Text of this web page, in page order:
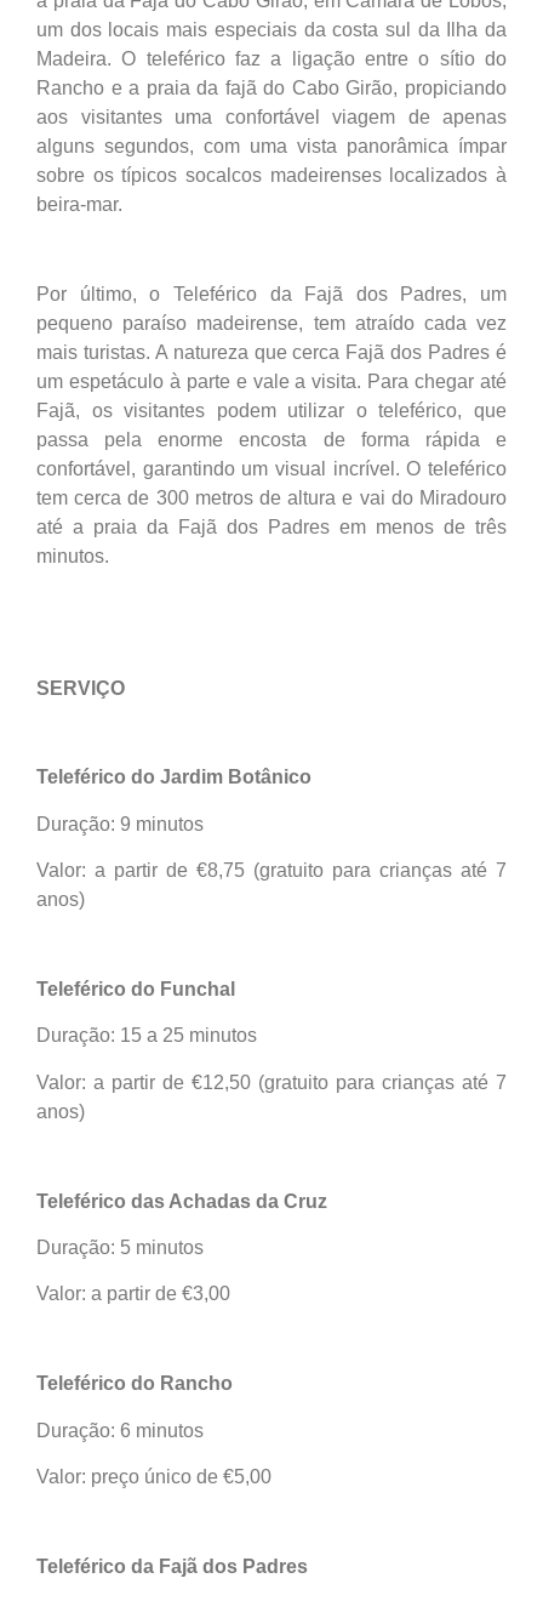
um dos locais mais especiais da costa sul da Ilha da
Madeira. O teleférico faz a ligação entre o sítio do
Rancho e a praia da fajã do Cabo Girão, propiciando
aos visitantes uma confortável viagem de apenas
alguns segundos, com uma vista panorâmica ímpar
sobre os típicos socalcos madeirenses localizados à
beira-mar.
Por último, o Teleférico da Fajã dos Padres, um
pequeno paraíso madeirense, tem atraído cada vez
mais turistas. A natureza que cerca Fajã dos Padres é
um espetáculo à parte e vale a visita. Para chegar até
Fajã, os visitantes podem utilizar o teleférico, que
passa pela enorme encosta de forma rápida e
confortável, garantindo um visual incrível. O teleférico
tem cerca de 300 metros de altura e vai do Miradouro
até a praia da Fajã dos Padres em menos de três
minutos.
SERVIÇO
Teleférico do Jardim Botânico
Duração: 9 minutos
Valor: a partir de €8,75 (gratuito para crianças até 7
anos)
Teleférico do Funchal
Duração: 15 a 25 minutos
Valor: a partir de €12,50 (gratuito para crianças até 7
anos)
Teleférico das Achadas da Cruz
Duração: 5 minutos
Valor: a partir de €3,00
Teleférico do Rancho
Duração: 6 minutos
Valor: preço único de €5,00
Teleférico da Fajã dos Padres